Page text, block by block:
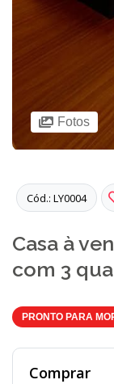
Fotos
Cód.: LY0004
Casa à
com 3
PRONTO PARA
Comprar